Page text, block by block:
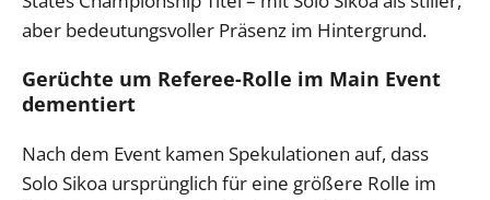
aber bedeutungsvoller Präsenz im Hintergrund.
Gerüchte um Referee-Rolle im Main Event
dementiert
Nach dem Event kamen Spekulationen auf, dass
Solo Sikoa ursprünglich für eine größere Rolle im